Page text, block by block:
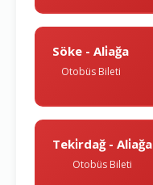
Söke - Ali̇ağa
Otobüs Bileti
Teki̇rdağ - Ali̇ağa
Otobüs Bileti